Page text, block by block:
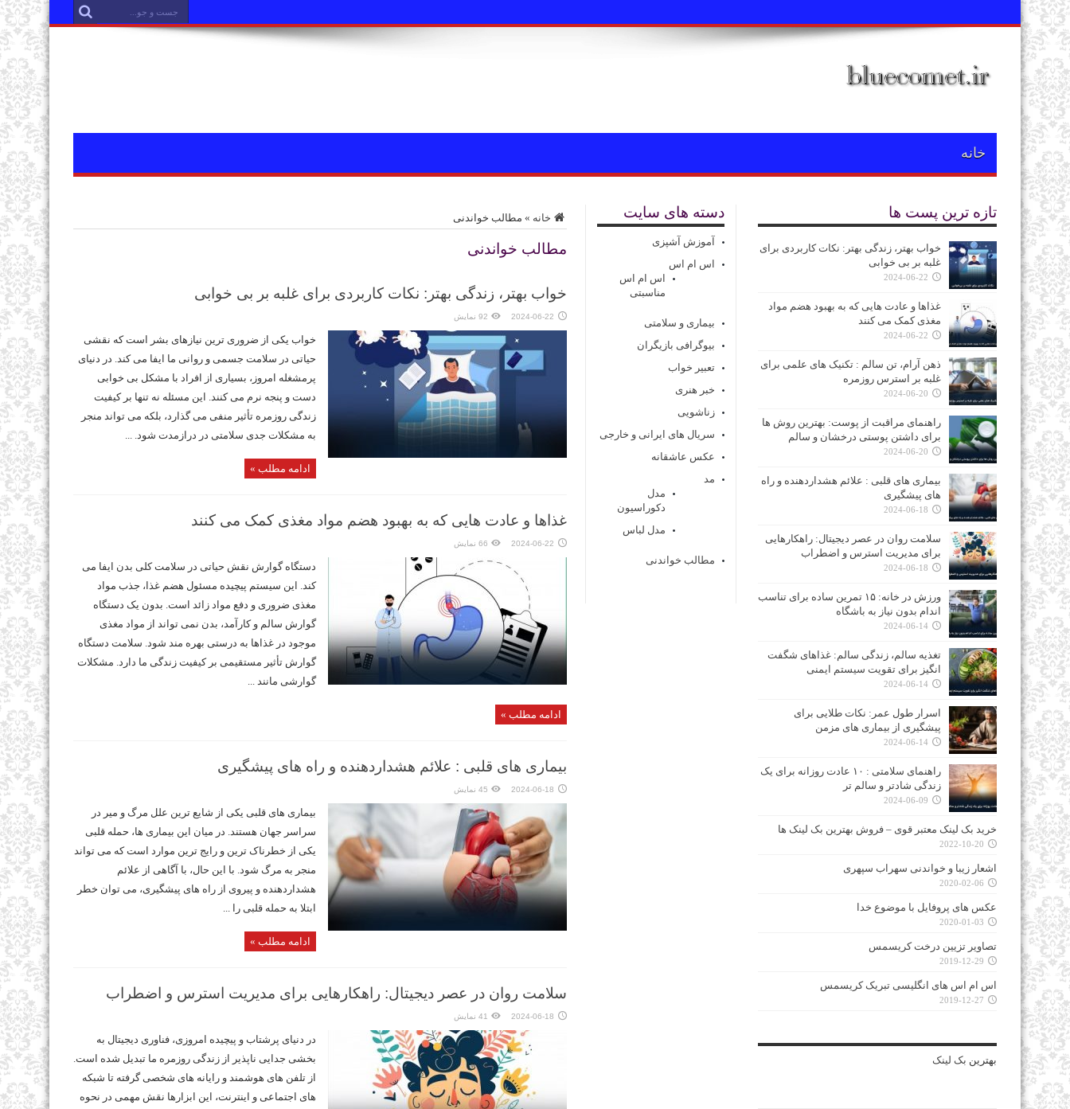
خانه
خانه » مطالب خواندنی
مطالب خواندنی
خواب بهتر، زندگی بهتر: نکات کاربردی برای غلبه بر بی‌ خوابی
2024-06-22 92 نمایش
خواب یکی از ضروری ترین نیازهای بشر است که نقشی
حیاتی در سلامت جسمی و روانی ما ایفا می کند. در دنیای
پرمشغله امروز، بسیاری از افراد با مشکل بی خوابی
دست و پنجه نرم می کنند. این مسئله نه تنها بر کیفیت
زندگی روزمره تأثیر منفی می گذارد، بلکه می تواند منجر
به مشکلات جدی سلامتی در درازمدت شود. ...
ادامه مطلب »
غذاها و عادت‌ هایی که به بهبود هضم مواد مغذی کمک می‌ کنند
2024-06-22 66 نمایش
دستگاه گوارش نقش حیاتی در سلامت کلی بدن ایفا می
کند. این سیستم پیچیده مسئول هضم غذا، جذب مواد
مغذی ضروری و دفع مواد زائد است. بدون یک دستگاه
گوارش سالم و کارآمد، بدن نمی تواند از مواد مغذی
موجود در غذاها به درستی بهره مند شود. سلامت دستگاه
گوارش تأثیر مستقیمی بر کیفیت زندگی ما دارد. مشکلات
گوارشی مانند ...
ادامه مطلب »
بیماری‌ های قلبی : علائم هشداردهنده و راه‌ های پیشگیری
2024-06-18 45 نمایش
بیماری‌ های قلبی یکی از شایع‌ ترین علل مرگ‌ و میر در
سراسر جهان هستند. در میان این بیماری‌ ها، حمله قلبی
یکی از خطرناک‌ ترین و رایج‌ ترین موارد است که می‌ تواند
منجر به مرگ شود. با این حال، با آگاهی از علائم
هشداردهنده و پیروی از راه‌ های پیشگیری، می‌ توان خطر
ابتلا به حمله قلبی را ...
ادامه مطلب »
سلامت روان در عصر دیجیتال: راهکارهایی برای مدیریت استرس و اضطراب
2024-06-18 41 نمایش
در دنیای پرشتاب و پیچیده امروزی، فناوری دیجیتال به
بخشی جدایی‌ ناپذیر از زندگی روزمره ما تبدیل شده است.
از تلفن‌ های هوشمند و رایانه‌ های شخصی گرفته تا شبکه‌
های اجتماعی و اینترنت، این ابزارها نقش مهمی در نحوه
دسته های سایت
آموزش آشپزی
اس ام اس
اس ام اس
مناسبتی
بیماری و سلامتی
بیوگرافی بازیگران
تعبیر خواب
خبر هنری
زناشویی
سریال های ایرانی و خارجی
عکس عاشقانه
مد
مدل
دکوراسیون
مدل لباس
مطالب خواندنی
تازه ترین پست ها
خواب بهتر، زندگی بهتر: نکات کاربردی برای
غلبه بر بی‌ خوابی
2024-06-22
غذاها و عادت‌ هایی که به بهبود هضم مواد
مغذی کمک می‌ کنند
2024-06-22
ذهن آرام، تن سالم : تکنیک‌ های علمی برای
غلبه بر استرس روزمره
2024-06-20
راهنمای مراقبت از پوست: بهترین روش‌ ها
برای داشتن پوستی درخشان و سالم
2024-06-20
بیماری‌ های قلبی : علائم هشداردهنده و راه‌
های پیشگیری
2024-06-18
سلامت روان در عصر دیجیتال: راهکارهایی
برای مدیریت استرس و اضطراب
2024-06-18
ورزش در خانه: ۱۵ تمرین ساده برای تناسب
اندام بدون نیاز به باشگاه
2024-06-14
تغذیه سالم، زندگی سالم: غذاهای شگفت‌
انگیز برای تقویت سیستم ایمنی
2024-06-14
اسرار طول عمر: نکات طلایی برای
پیشگیری از بیماری‌ های مزمن
2024-06-14
راهنمای سلامتی : ۱۰ عادت روزانه برای یک
زندگی شادتر و سالم‌ تر
2024-06-09
خرید بک لینک معتبر قوی – فروش بهترین بک لینک ها
2022-10-20
اشعار زیبا و خواندنی سهراب سپهری
2020-02-06
عکس های پروفایل با موضوع خدا
2020-01-03
تصاویر تزیین درخت کریسمس
2019-12-29
اس ام اس های انگلیسی تبریک کریسمس
2019-12-27
بهترین بک لینک